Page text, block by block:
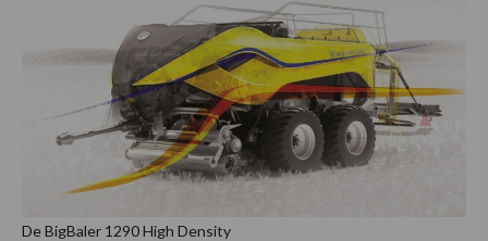
De BigBaler 1290 High Density